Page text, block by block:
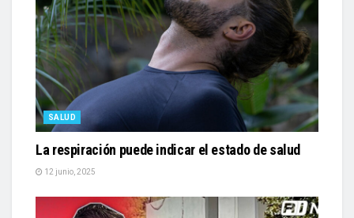
SALUD
La respiración puede indicar el estado de salud
12 junio, 2025